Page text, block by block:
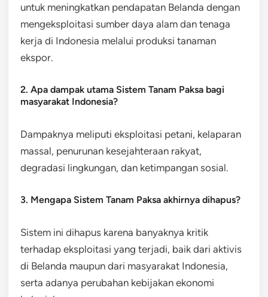
untuk meningkatkan pendapatan Belanda dengan
mengeksploitasi sumber daya alam dan tenaga
kerja di Indonesia melalui produksi tanaman
ekspor.
2. Apa dampak utama Sistem Tanam Paksa bagi
masyarakat Indonesia?
Dampaknya meliputi eksploitasi petani, kelaparan
massal, penurunan kesejahteraan rakyat,
degradasi lingkungan, dan ketimpangan sosial.
3. Mengapa Sistem Tanam Paksa akhirnya dihapus?
Sistem ini dihapus karena banyaknya kritik
terhadap eksploitasi yang terjadi, baik dari aktivis
di Belanda maupun dari masyarakat Indonesia,
serta adanya perubahan kebijakan ekonomi